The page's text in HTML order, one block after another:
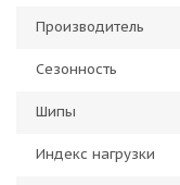
Производитель
Сезонность
Шипы
Индекс нагрузки